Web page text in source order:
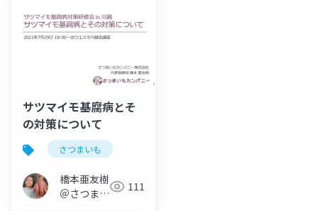
サツマイモ基腐病とそ
の対策について
さつまいも
橋本亜友樹
＠さつまい
111